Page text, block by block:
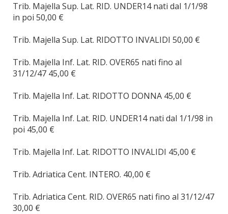
Trib. Majella Sup. Lat. RID. UNDER14 nati dal 1/1/98
in poi 50,00 €
Trib. Majella Sup. Lat. RIDOTTO INVALIDI 50,00 €
Trib. Majella Inf. Lat. RID. OVER65 nati fino al
31/12/47 45,00 €
Trib. Majella Inf. Lat. RIDOTTO DONNA 45,00 €
Trib. Majella Inf. Lat. RID. UNDER14 nati dal 1/1/98 in
poi 45,00 €
Trib. Majella Inf. Lat. RIDOTTO INVALIDI 45,00 €
Trib. Adriatica Cent. INTERO. 40,00 €
Trib. Adriatica Cent. RID. OVER65 nati fino al 31/12/47
30,00 €